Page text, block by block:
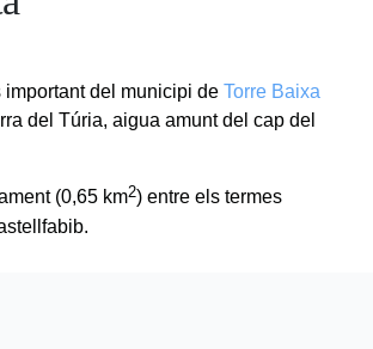
important del municipi de Torre Baixa
del Túria, aigua amunt del cap del
(0,65 km2) entre els termes